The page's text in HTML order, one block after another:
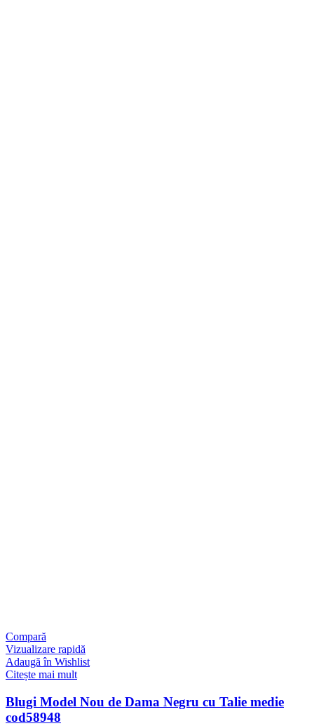
Compară
Vizualizare rapidă
Adaugă în Wishlist
Citește mai mult
Blugi Model Nou de Dama Negru cu Talie medie
cod58948